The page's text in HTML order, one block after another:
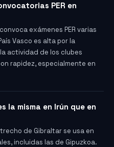
PER en
exámenes PER varias
Vasco es alta por la
actividad de los clubes
rapidez, especialmente en
la misma en Irún que en
de Gibraltar se usa en
incluidas las de Gipuzkoa.